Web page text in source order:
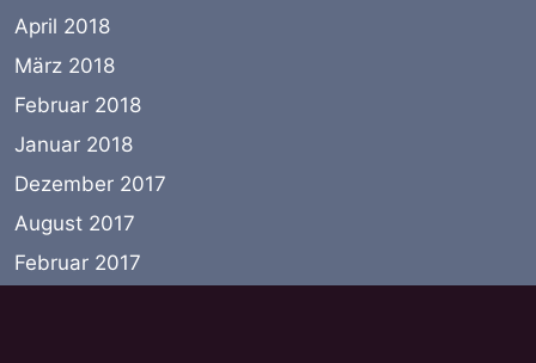
April 2018
März 2018
Februar 2018
Januar 2018
Dezember 2017
August 2017
Februar 2017